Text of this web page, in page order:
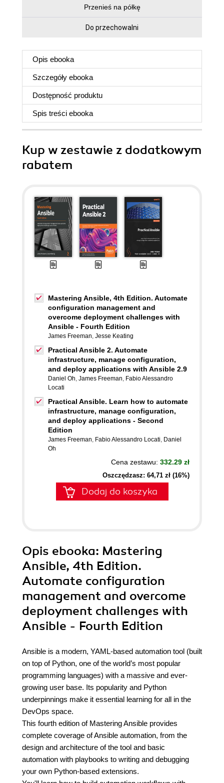
Przenieś na półkę
Do przechowalni
Opis ebooka
Szczegóły ebooka
Dostępność produktu
Spis treści ebooka
Kup w zestawie z dodatkowym
rabatem
Mastering Ansible, 4th Edition. Automate
configuration management and
overcome deployment challenges with
Ansible - Fourth Edition
James Freeman, Jesse Keating
Practical Ansible 2. Automate
infrastructure, manage configuration,
and deploy applications with Ansible 2.9
Daniel Oh, James Freeman, Fabio Alessandro
Locati
Practical Ansible. Learn how to automate
infrastructure, manage configuration,
and deploy applications - Second
Edition
James Freeman, Fabio Alessandro Locati, Daniel
Oh
Cena zestawu: 332.29 zł
Oszczędzasz: 64,71 zł (16%)
Dodaj do koszyka
Opis ebooka: Mastering
Ansible, 4th Edition.
Automate configuration
management and overcome
deployment challenges with
Ansible - Fourth Edition
Ansible is a modern, YAML-based automation tool (built
on top of Python, one of the world’s most popular
programming languages) with a massive and ever-
growing user base. Its popularity and Python
underpinnings make it essential learning for all in the
DevOps space.
This fourth edition of Mastering Ansible provides
complete coverage of Ansible automation, from the
design and architecture of the tool and basic
automation with playbooks to writing and debugging
your own Python-based extensions.